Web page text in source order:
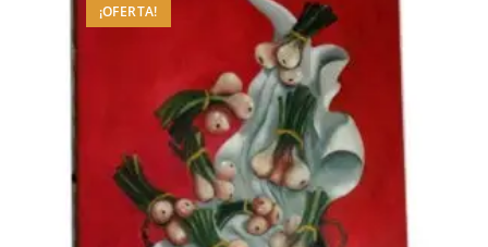
¡OFERTA!